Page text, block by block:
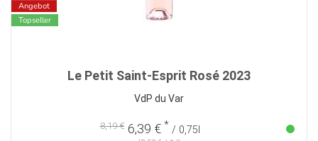
Angebot
Topseller
Le Petit Saint-Esprit Rosé 2023
VdP du Var
8,19 €6,39 € * / 0,75l